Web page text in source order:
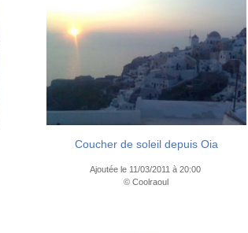
Coucher de soleil depuis Oia
Ajoutée le 11/03/2011 à 20:00
© Coolraoul